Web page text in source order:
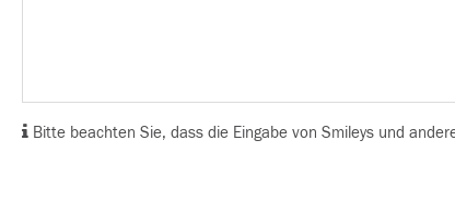
Bitte beachten Sie, dass die Eingabe von Smileys und